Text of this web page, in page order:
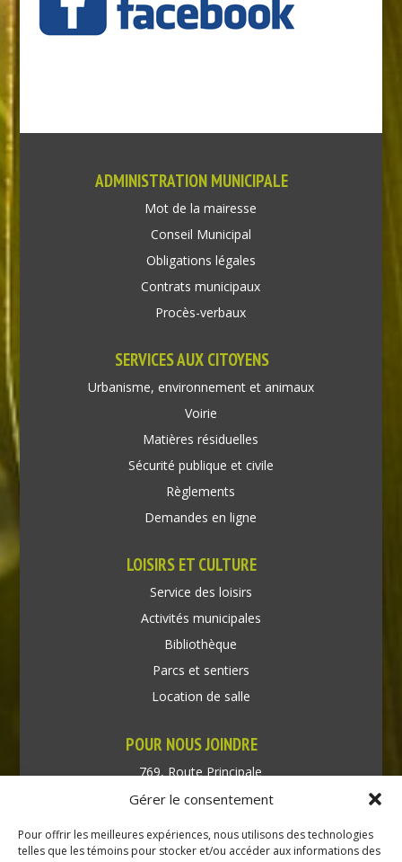
Gérer le consentement
Pour offrir les meilleures expériences, nous utilisons des technologies
telles que les témoins pour stocker et/ou accéder aux informations des
ADMINISTRATION MUNICIPALE
Mot de la mairesse
Conseil Municipal
Obligations légales
Contrats municipaux
Procès-verbaux
SERVICES AUX CITOYENS
Urbanisme, environnement et animaux
Voirie
Matières résiduelles
Sécurité publique et civile
Règlements
Demandes en ligne
LOISIRS ET CULTURE
Service des loisirs
Activités municipales
Bibliothèque
Parcs et sentiers
Location de salle
POUR NOUS JOINDRE
769, Route Principale
Très-Saint-Rédempteur
Téléphone : (450) 451-5203